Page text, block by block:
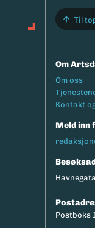
Til
Om
Om oss
Kontakt
Meld inn
Postboks